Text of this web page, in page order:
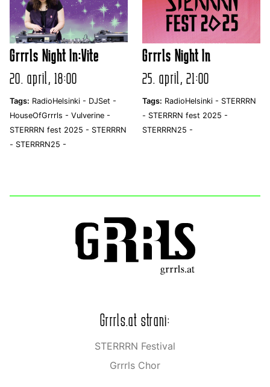
Grrrls Night In:Vite
20. april, 18:00
Tags: RadioHelsinki - DJSet -
HouseOfGrrrls - Vulverine -
STERRRN fest 2025 - STERRRN
- STERRRN25 -
Grrrls Night In
25. april, 21:00
Tags: RadioHelsinki - STERRRN
- STERRRN fest 2025 -
STERRRN25 -
Grrrls.at strani:
STERRRN Festival
Grrrls Chor